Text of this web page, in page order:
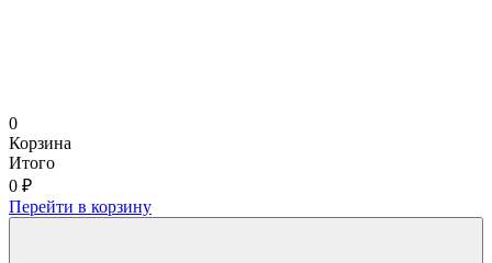
0
Корзина
Итого
0 ₽
Перейти в корзину